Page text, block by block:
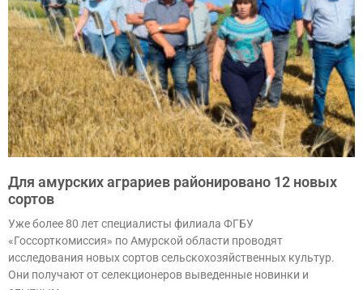
Для амурских аграриев районировано 12 новых
сортов
Уже более 80 лет специалисты филиала ФГБУ
«Госсорткомиссия» по Амурской области проводят
исследования новых сортов сельскохозяйственных культур.
Они получают от селекционеров выведенные новинки и